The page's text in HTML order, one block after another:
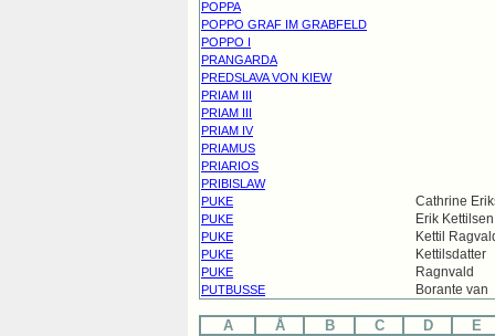
POPPA
POPPO GRAF IM GRABFELD
POPPO I
PRANGARDA
PREDSLAVA VON KIEW
PRIAM III
PRIAM III
PRIAM IV
PRIAMUS
PRIARIOS
PRIBISLAW
PUKE
Cathrine
PUKE Erik Kettilsen
PUKE Kettil
PUKE Kettilsdatter
PUKE Ragnvald
PUTBUSSE Borante van
A Å B C D
E